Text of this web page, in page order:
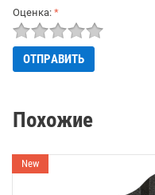
Оценка: *
Похожие
New